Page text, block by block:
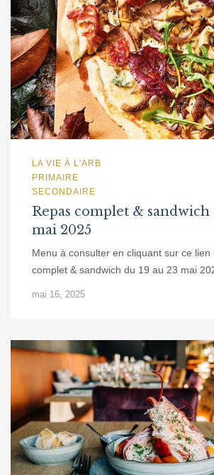
LA VIE À L'ARB
PRIMAIRE
SECONDAIRE
Repas complet & sandwich
mai 2025
Menu à consulter en cliquant sur ce
complet & sandwich du 19 au 23 mai
mai 16, 2025